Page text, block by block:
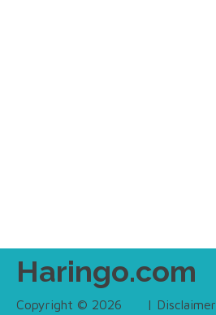
Haringo.com
Copyright © 2026 |